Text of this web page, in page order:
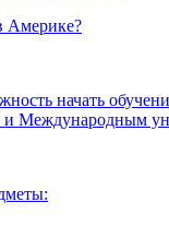
Америке?
начать
и Международным